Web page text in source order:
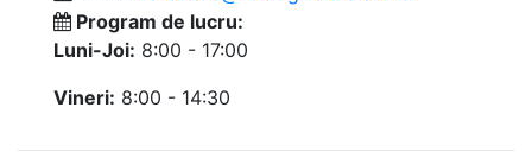
Program de lucru:
Luni-Joi: 8:00 - 17:00
Vineri: 8:00 - 14:30